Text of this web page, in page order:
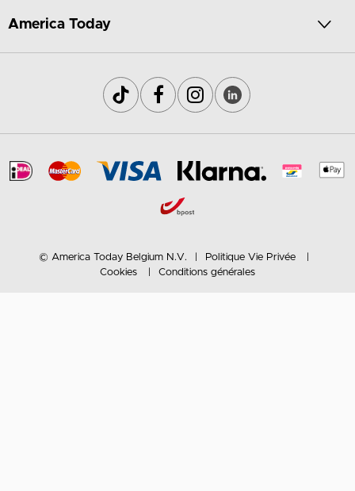
America Today
© America Today Belgium N.V.
Politique Vie Privée
Cookies
Conditions générales